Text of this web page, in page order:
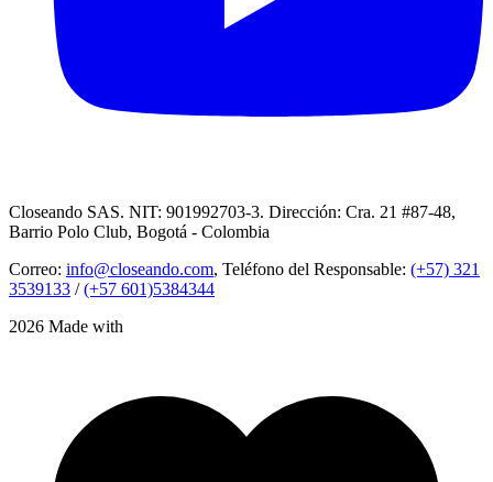
Closeando SAS. NIT: 901992703-3. Dirección: Cra. 21 #87-48,
Barrio Polo Club, Bogotá - Colombia
Correo: info@closeando.com, Teléfono del Responsable: (+57) 321
3539133 /(+57 601)5384344
2026 Made with